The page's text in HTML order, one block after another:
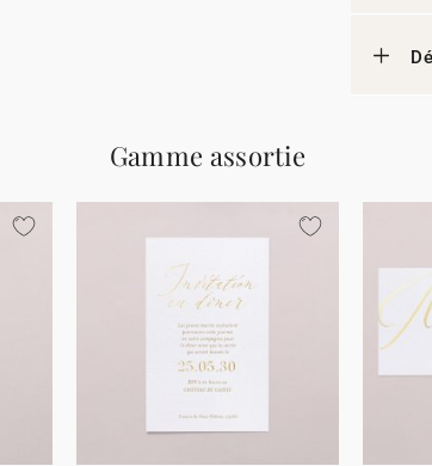
Gamme assortie